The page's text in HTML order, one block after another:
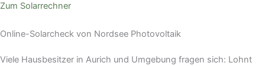
Zum Solarrechner
Online-Solarcheck von Nordsee Photovoltaik
Viele Hausbesitzer in Aurich und Umgebung fragen sich: Lohnt